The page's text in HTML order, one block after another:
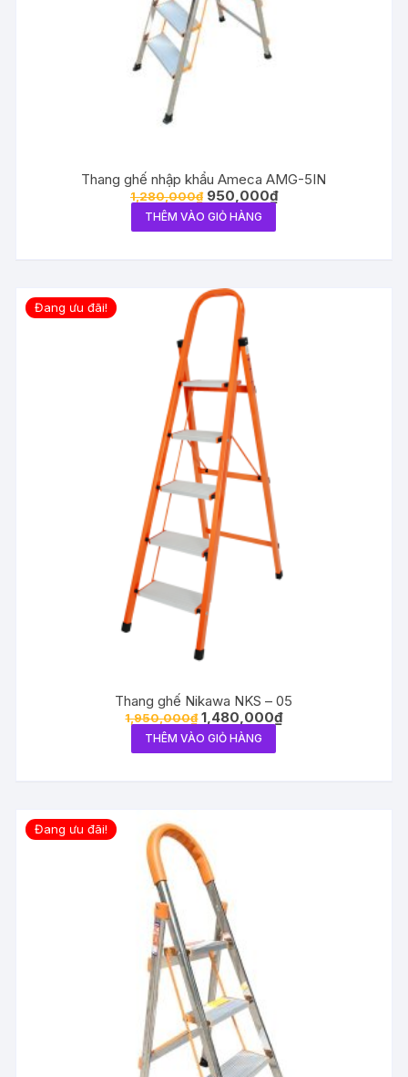
Thang ghế nhập khẩu Ameca AMG-5IN
1,280,000₫ 950,000₫
THÊM VÀO GIỎ HÀNG
Đang ưu đãi!
Thang ghế Nikawa NKS – 05
1,950,000₫ 1,480,000₫
THÊM VÀO GIỎ HÀNG
Đang ưu đãi!